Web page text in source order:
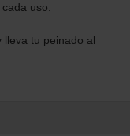
y tecnología
tu peinado al